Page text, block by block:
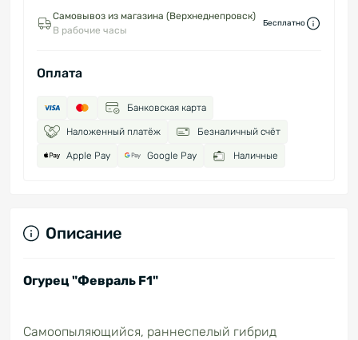
Самовывоз из магазина (Верхнеднепровск)
В рабочие часы
Бесплатно
Оплата
Банковская карта
Наложенный платёж Безналичный счёт
Apple Pay Google Pay Наличные
Описание
Огурец "Февраль F1"
Самоопыляющийся, раннеспелый гибрид